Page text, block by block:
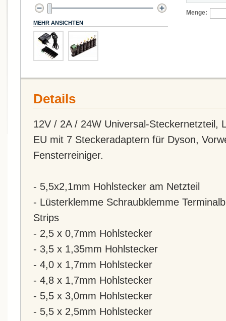
Menge:
MEHR ANSICHTEN
Details
12V / 2A / 24W Universal-Steckernetzteil,
EU mit 7 Steckeradaptern für Dyson,
Fensterreiniger.
- 5,5x2,1mm Hohlstecker am Netzteil
- Lüsterklemme Schraubklemme
Strips
- 2,5 x 0,7mm Hohlstecker
- 3,5 x 1,35mm Hohlstecker
- 4,0 x 1,7mm Hohlstecker
- 4,8 x 1,7mm Hohlstecker
- 5,5 x 3,0mm Hohlstecker
- 5,5 x 2,5mm Hohlstecker